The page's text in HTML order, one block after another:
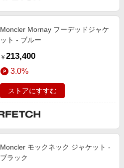
Moncler Mornay フーデッドジャケ
ット - ブルー
￥ 213,400
3.0%
ストアにすすむ
Moncler モックネック ジャケット -
ブラック